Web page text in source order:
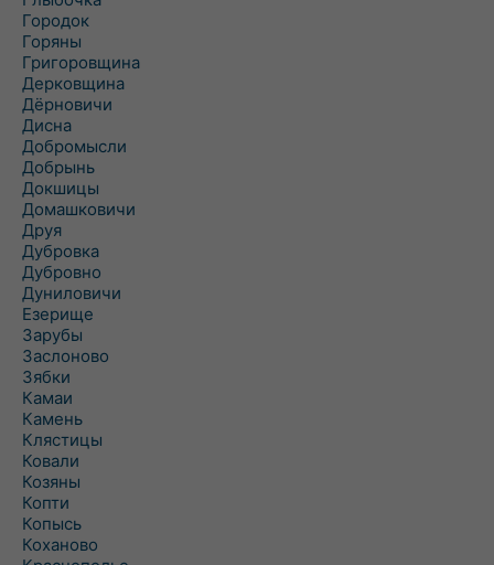
Городок
Горяны
Григоровщина
Дерковщина
Дёрновичи
Дисна
Добромысли
Добрынь
Докшицы
Домашковичи
Друя
Дубровка
Дубровно
Дуниловичи
Езерище
Зарубы
Заслоново
Зябки
Камаи
Камень
Клястицы
Ковали
Козяны
Копти
Копысь
Коханово